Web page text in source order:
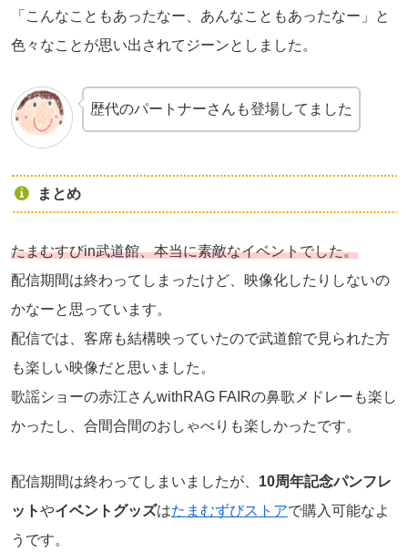
「こんなこともあったなー、あんなこともあったなー」と
色々なことが思い出されてジーンとしました。
歴代のパートナーさんも登場してました
まとめ
たまむすびin武道館、本当に素敵なイベントでした。
配信期間は終わってしまったけど、映像化したりしないの
かなーと思っています。
配信では、客席も結構映っていたので武道館で見られた方
も楽しい映像だと思いました。
歌謡ショーの赤江さんwithRAG FAIRの鼻歌メドレーも楽し
かったし、合間合間のおしゃべりも楽しかったです。
配信期間は終わってしまいましたが、 10周年記念パンフレ
ットやイベントグッズはたまむずびストアで購入可能なよ
うです。